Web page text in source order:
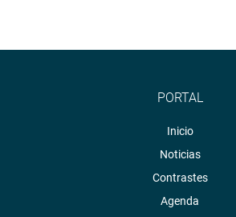
PORTAL
Inicio
Noticias
Contrastes
Agenda